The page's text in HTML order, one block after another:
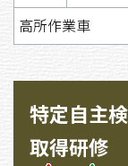
高所作業車
特定自主
取得研修